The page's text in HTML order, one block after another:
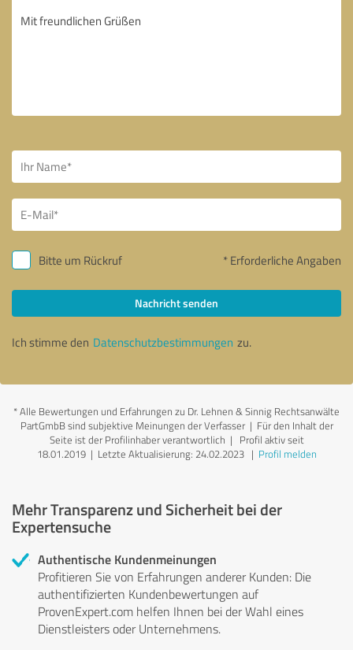
Bitte um Rückruf * Erforderliche Angaben
Nachricht senden
Ich stimme den Datenschutzbestimmungen zu.
*Alle Bewertungen und Erfahrungen zu Dr. Lehnen & Sinnig Rechtsanwälte
PartGmbB sind subjektive Meinungen der Verfasser | Für den Inhalt der
Seite ist der Profilinhaber verantwortlich | Profil aktiv seit
18.01.2019 | Letzte Aktualisierung: 24.02.2023| Profil melden
Mehr Transparenz und Sicherheit bei der
Expertensuche
Authentische Kundenmeinungen
Profitieren Sie von Erfahrungen anderer Kunden: Die
authentifizierten Kundenbewertungen auf
ProvenExpert.com helfen Ihnen bei der Wahl eines
Dienstleisters oder Unternehmens.